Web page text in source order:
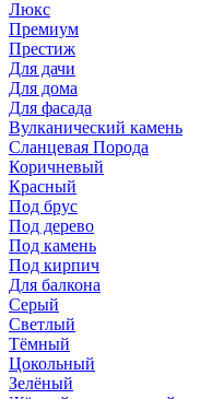
Люкс
Премиум
Престиж
Для дачи
Для дома
Для фасада
Вулканический камень
Сланцевая Порода
Коричневый
Красный
Под брус
Под дерево
Под камень
Под кирпич
Для балкона
Серый
Светлый
Тёмный
Цокольный
Зелёный